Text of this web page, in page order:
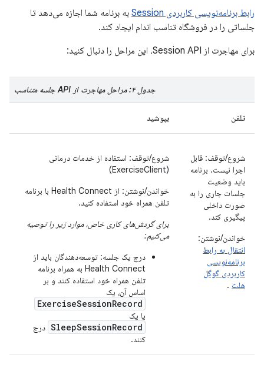
رابط برنامه‌نویسی کاربردی Session
به برنامه شما اجازه می‌دهد تا
جلساتی را در فروشگاه تناسب اندام ایجاد کند.
برای مهاجرت از Session API، این مراحل را دنبال کنید:
جدول ۴: مراحل مهاجرت از API جلسه متناسب
تلفن بپوشید
شروع/توقف: قابل
اجرا نیست. برنامه
باید وضعیت
جلسات جاری را به
صورت داخلی
پیگیری کند.
خواندن/نوشتن:
انتقال به رابط
برنامه‌نویسی
کاربردی گوگل
هلث .
شروع/توقف: استفاده از خدمات درمانی
(ExerciseClient)
خواندن/نوشتن: از Health Connect با برنامه
تلفن همراه خود استفاده کنید.
برای گردش‌های کاری خاص، موارد زیر را توصیه
می‌کنیم:
درج یک جلسه: توسعه‌دهندگان باید از
Health Connect به همراه برنامه
تلفن همراه خود استفاده کنند و بر
اساس آن، یک
ExerciseSessionRecord
یا یک
SleepSessionRecord درج
کنند.